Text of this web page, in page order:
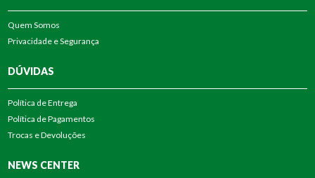
Quem Somos
Privacidade e Segurança
DÚVIDAS
Política de Entrega
Política de Pagamentos
Trocas e Devoluções
NEWS CENTER